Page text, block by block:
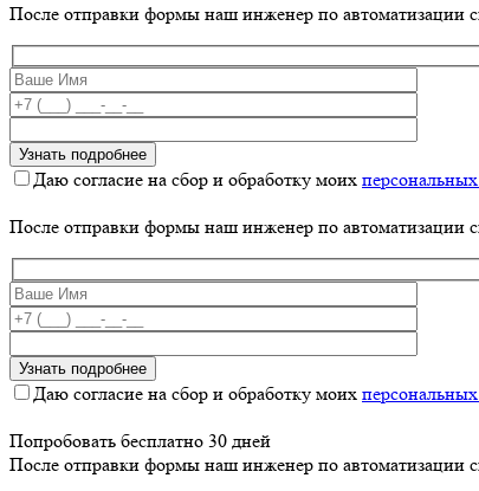
После отправки формы наш инженер по автоматизации
Даю согласие на сбор и обработку моих
После отправки формы наш инженер по автоматизации
Даю согласие на сбор и обработку моих
Попробовать бесплатно 30 дней
После отправки формы наш инженер по автоматизации